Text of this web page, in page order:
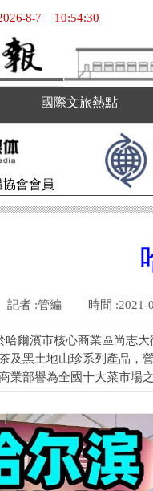
國際文旅熱點
-8-7 10:54:31
協會會員
記者 :管編 時間 :2021-
哈爾濱市核心商業區尚志
及黑土地山珍系列產品，
業部譽為全國十大菜市場